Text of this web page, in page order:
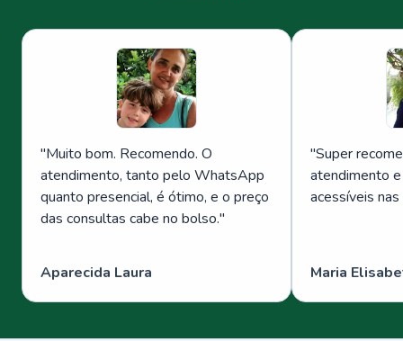
"Muito bom. Recomendo. O
atendimento, tanto pelo WhatsApp
quanto presencial, é ótimo, e o preço
das consultas cabe no bolso."
Aparecida Laura
"Super
atendimento
acessíveis
Maria